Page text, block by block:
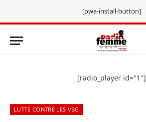
[pwa-install-button]
[radio_player id="1"]
LUTTE CONTRE LES VBG